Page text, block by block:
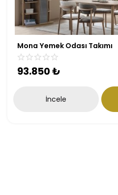
Mona Yemek Odası Takımı
93.850₺
İncele